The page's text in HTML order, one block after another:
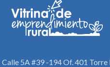
Calle 5A #39 -194 Of. 401 Torre